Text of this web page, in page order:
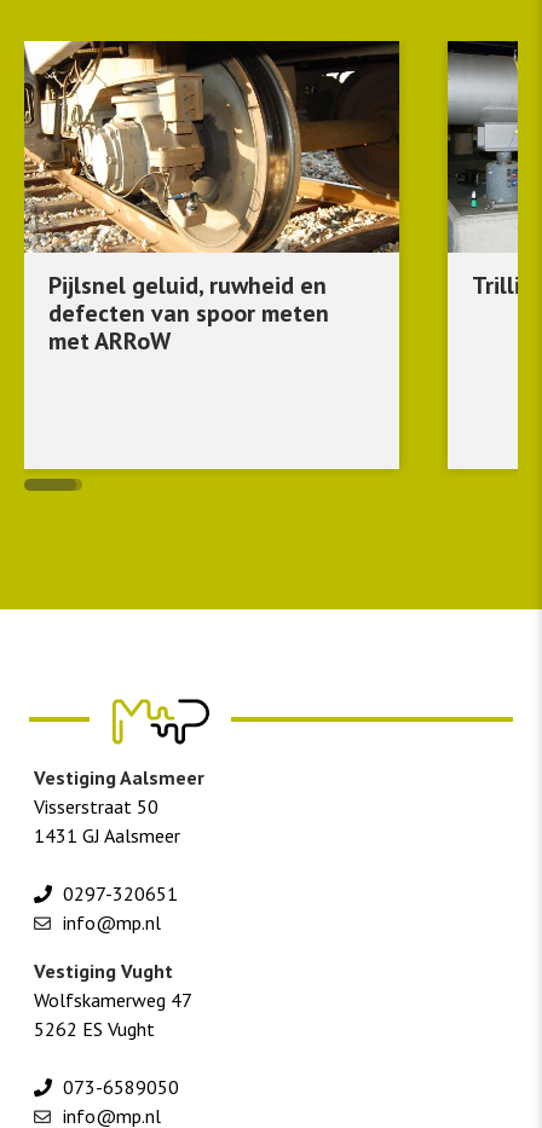
Pijlsnel geluid, ruwheid en
defecten van spoor meten
met ARRoW
Vestiging Aalsmeer
Visserstraat 50
1431 GJ Aalsmeer
0297-320651
info@mp.nl
Vestiging Vught
Wolfskamerweg 47
5262 ES Vught
073-6589050
info@mp.nl